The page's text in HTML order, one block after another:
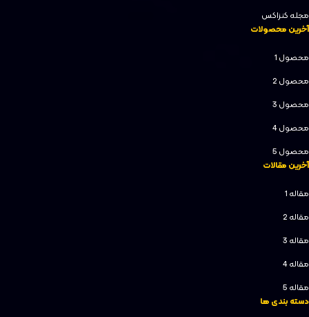
مجله کنزاکس
آخرین محصولات
محصول 1
محصول 2
محصول 3
محصول 4
محصول 5
آخرین مقالات
مقاله 1
مقاله 2
مقاله 3
مقاله 4
مقاله 5
دسته بندی ها